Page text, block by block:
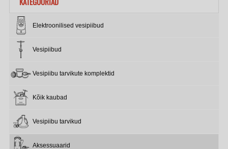
Elektroonilised vesipiibud
Vesipiibud
Vesipiibu tarvikute komplektid
Kõik kaubad
Vesipiibu tarvikud
Aksessuaarid